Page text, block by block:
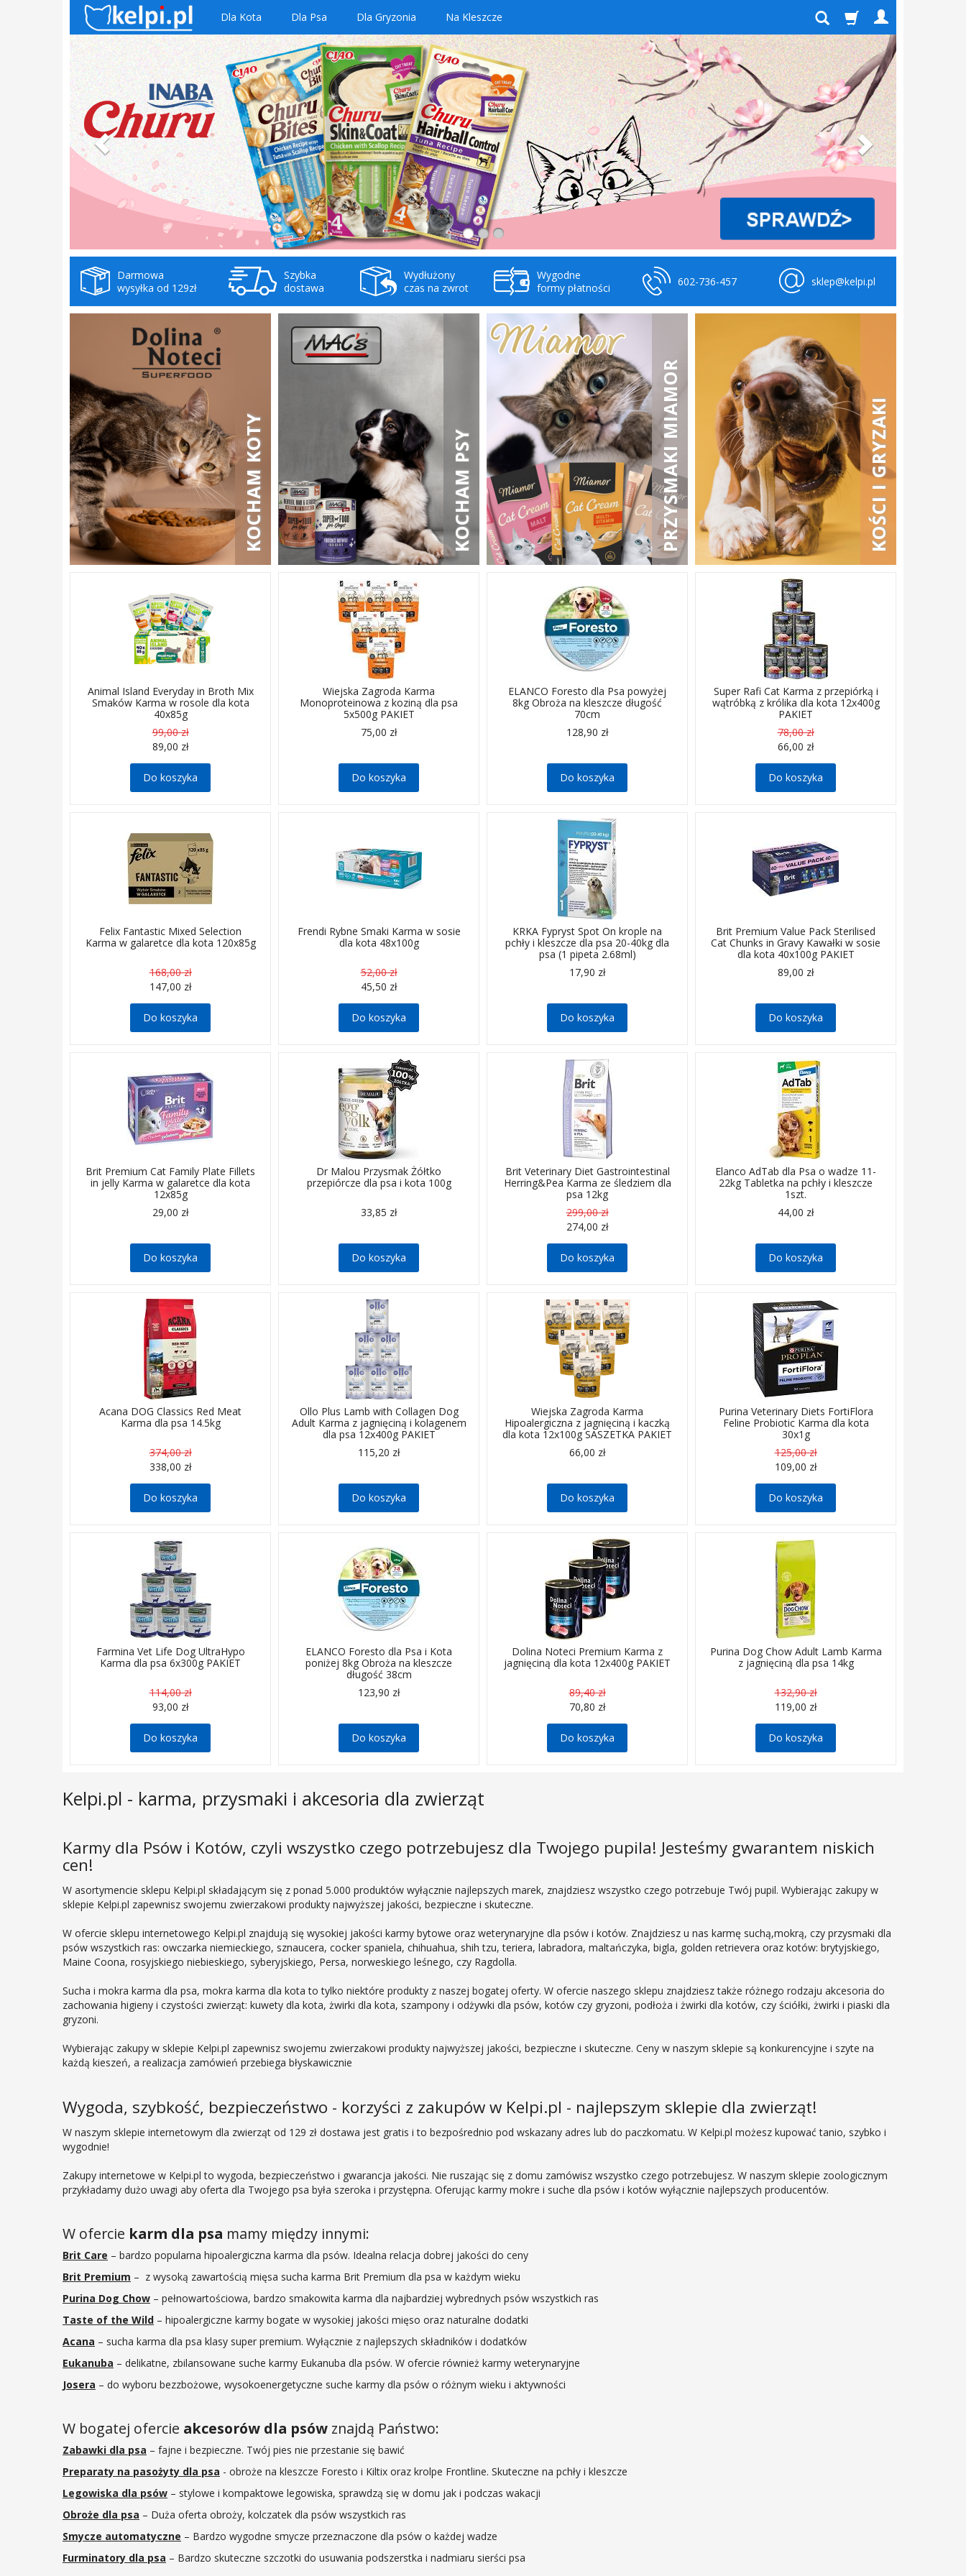
Dla Kota Dla Psa Dla Gryzonia Na Kleszcze
Darmowa
wysyłka od 129zł
Szybka
dostawa
Wydłużony
czas na zwrot
Wygodne
formy płatności
602-736-457 sklep@kelpi.pl
KOCHAM KOTY KOCHAM PSY PRZYSMAKI MIAMOR KOŚCI I GRYZAKI
Animal Island Everyday in Broth Mix
Smaków Karma w rosole dla kota
40x85g
99,00 zł
89,00 zł
Do koszyka
Wiejska Zagroda Karma
Monoproteinowa z koziną dla psa
5x500g PAKIET
75,00 zł
Do koszyka
Wodoodporna
,bezzapachowa. Zapewnia
ochronę nawet przez 8 miesięcy.
ELANCO Foresto dla Psa powyżej
8kg Obroża na kleszcze długość
70cm
128,90 zł
Do koszyka
Super Rafi Cat Karma z przepiórką i
wątróbką z królika dla kota 12x400g
PAKIET
78,00 zł
66,00 zł
Do koszyka
Felix Fantastic Mixed Selection
Karma w galaretce dla kota 120x85g
168,00 zł
147,00 zł
Do koszyka
Frendi Rybne Smaki Karma w sosie
dla kota 48x100g
52,00 zł
45,50 zł
Do koszyka
Dwuskładnikowy preparat przeciw
pchłom i kleszczom dla psów ras
ogormnych
KRKA Fypryst Spot On krople na
pchły i kleszcze dla psa 20-40kg dla
psa (1 pipeta 2.68ml)
17,90 zł
Do koszyka
sosie.
Brit Premium Value Pack Sterilised
Cat Chunks in Gravy Kawałki w sosie
dla kota 40x100g PAKIET
89,00 zł
Do koszyka
Zestaw 12 pysznych saszetek w 4
różnych smakach dla kotów dorosłych.
Brit Premium Cat Family Plate Fillets
in jelly Karma w galaretce dla kota
12x85g
29,00 zł
Do koszyka
Dr Malou Przysmak Żółtko
przepiórcze dla psa i kota 100g
33,85 zł
Do koszyka
Brit Veterinary Diet Gastrointestinal
Herring&Pea Karma ze śledziem dla
psa 12kg
299,00 zł
274,00 zł
Do koszyka
Elanco AdTab dla Psa o wadze 11-
22kg Tabletka na pchły i kleszcze
1szt.
44,00 zł
Do koszyka
Acana DOG Classics Red Meat
Karma dla psa 14.5kg
374,00 zł
338,00 zł
Do koszyka
Ollo Plus Lamb with Collagen Dog
Adult Karma z jagnięciną i kolagenem
dla psa 12x400g PAKIET
115,20 zł
Do koszyka
Wiejska Zagroda Karma
Hipoalergiczna z jagnięciną i kaczką
dla kota 12x100g SASZETKA PAKIET
66,00 zł
Do koszyka
Purina Veterinary Diets FortiFlora
Feline Probiotic Karma dla kota
30x1g
125,00 zł
109,00 zł
Do koszyka
Farmina Vet Life Dog UltraHypo
Karma dla psa 6x300g PAKIET
114,00 zł
93,00 zł
Do koszyka
Wodoodporna
bezzapachowa. Zapewnia ochronę
nawet przez 8 miesięcy.
ELANCO Foresto dla Psa i Kota
poniżej 8kg Obroża na kleszcze
długość 38cm
123,90 zł
Do koszyka
Dolina Noteci Premium Karma z
jagnięciną dla kota 12x400g PAKIET
89,40 zł
70,80 zł
Do koszyka
Delikatna karma z jagnięciną
przeznaczona dla dorosłych psów ze
schorzeniami do alergii.
Purina Dog Chow Adult Lamb Karma
z jagnięciną dla psa 14kg
132,90 zł
119,00 zł
Do koszyka
Kelpi.pl - karma, przysmaki i akcesoria dla zwierząt
Karmy dla Psów i Kotów, czyli wszystko czego potrzebujesz dla Twojego pupila! Jesteśmy gwarantem niskich
cen!
W asortymencie sklepu Kelpi.pl składającym się z ponad 5.000 produktów wyłącznie najlepszych marek, znajdziesz wszystko czego potrzebuje Twój pupil. Wybierając zakupy w
sklepie Kelpi.pl zapewnisz swojemu zwierzakowi produkty najwyższej jakości, bezpieczne i skuteczne.
W ofercie sklepu internetowego Kelpi.pl znajdują się wysokiej jakości karmy bytowe oraz weterynaryjne dla psów i kotów. Znajdziesz u nas karmę suchą,mokrą, czy przysmaki dla
psów wszystkich ras: owczarka niemieckiego, sznaucera, cocker spaniela, chihuahua, shih tzu, teriera, labradora, maltańczyka, bigla, golden retrievera oraz kotów: brytyjskiego,
Maine Coona, rosyjskiego niebieskiego, syberyjskiego, Persa, norweskiego leśnego, czy Ragdolla.
Sucha i mokra karma dla psa, mokra karma dla kota to tylko niektóre produkty z naszej bogatej oferty. W ofercie naszego sklepu znajdziesz także różnego rodzaju akcesoria do
zachowania higieny i czystości zwierząt: kuwety dla kota, żwirki dla kota, szampony i odżywki dla psów, kotów czy gryzoni, podłoża i żwirki dla kotów, czy ściółki, żwirki i piaski dla
gryzoni.
Wybierając zakupy w sklepie Kelpi.pl zapewnisz swojemu zwierzakowi produkty najwyższej jakości, bezpieczne i skuteczne. Ceny w naszym sklepie są konkurencyjne i szyte na
każdą kieszeń, a realizacja zamówień przebiega błyskawicznie
Wygoda, szybkość, bezpieczeństwo - korzyści z zakupów w Kelpi.pl - najlepszym sklepie dla zwierząt!
W naszym sklepie internetowym dla zwierząt od 129 zł dostawa jest gratis i to bezpośrednio pod wskazany adres lub do paczkomatu. W Kelpi.pl możesz kupować tanio, szybko i
wygodnie!
Zakupy internetowe w Kelpi.pl to wygoda, bezpieczeństwo i gwarancja jakości. Nie ruszając się z domu zamówisz wszystko czego potrzebujesz. W naszym sklepie zoologicznym
przykładamy dużo uwagi aby oferta dla Twojego psa była szeroka i przystępna. Oferując karmy mokre i suche dla psów i kotów wyłącznie najlepszych producentów.
W ofercie karm dla psa mamy między innymi:
Brit Care – bardzo popularna hipoalergiczna karma dla psów. Idealna relacja dobrej jakości do ceny
Brit Premium – z wysoką zawartością mięsa sucha karma Brit Premium dla psa w każdym wieku
Purina Dog Chow – pełnowartościowa, bardzo smakowita karma dla najbardziej wybrednych psów wszystkich ras
Taste of the Wild – hipoalergiczne karmy bogate w wysokiej jakości mięso oraz naturalne dodatki
Acana – sucha karma dla psa klasy super premium. Wyłącznie z najlepszych składników i dodatków
Eukanuba – delikatne, zbilansowane suche karmy Eukanuba dla psów. W ofercie również karmy weterynaryjne
Josera – do wyboru bezzbożowe, wysokoenergetyczne suche karmy dla psów o różnym wieku i aktywności
W bogatej ofercie akcesorów dla psów znajdą Państwo:
Zabawki dla psa – fajne i bezpieczne. Twój pies nie przestanie się bawić
Preparaty na pasożyty dla psa - obroże na kleszcze Foresto i Kiltix oraz krolpe Frontline. Skuteczne na pchły i kleszcze
Legowiska dla psów – stylowe i kompaktowe legowiska, sprawdzą się w domu jak i podczas wakacji
Obroże dla psa – Duża oferta obroży, kolczatek dla psów wszystkich ras
Smycze automatyczne – Bardzo wygodne smycze przeznaczone dla psów o każdej wadze
Furminatory dla psa – Bardzo skuteczne szczotki do usuwania podszerstka i nadmiaru sierści psa